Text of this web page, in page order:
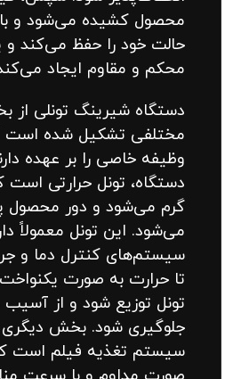
محصول کشیده می‌شود و
حالت خود را حفظ می‌کند
محکم و مقاوم ایجاد
دستگاه شیرینگ تونلی از
مختلفی تشکیل شده است
وظیفه خاصی را بر عهده
دستگاه، تونل حرارتی است
گرم می‌شود و دور محصول
می‌شود. این تونل معمولاً
سیستم‌های کنترل دما و
تا حرارت به صورت
تونل توزیع شود و از
جلوگیری شود. بخش دیگری
سیستم تغذیه فیلم است